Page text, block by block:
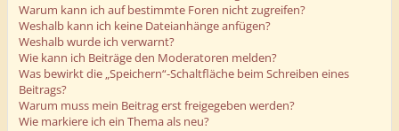
Warum kann ich auf bestimmte Foren nicht zugreifen?
Weshalb kann ich keine Dateianhänge anfügen?
Weshalb wurde ich verwarnt?
Wie kann ich Beiträge den Moderatoren melden?
Was bewirkt die „Speichern“-Schaltfläche beim Schreiben eines
Beitrags?
Warum muss mein Beitrag erst freigegeben werden?
Wie markiere ich ein Thema als neu?